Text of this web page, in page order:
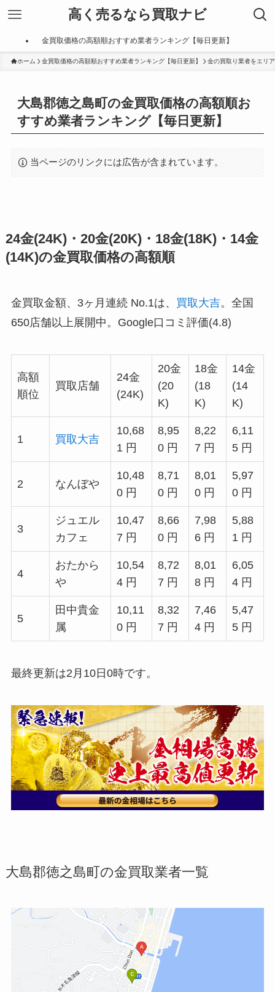
高く売るなら買取ナビ
金買取価格の高額順おすすめ業者ランキング【毎日更新】
ホーム 金買取価格の高額順おすすめ業者ランキング【毎日更新】 金の買取り業者をエリ
大島郡徳之島町の金買取価格の高額順お
すすめ業者ランキング【毎日更新】
当ページのリンクには広告が含まれています。
24金(24K)・20金(20K)・18金(18K)・14金
(14K)の金買取価格の高額順
金買取金額、3ヶ月連続 No.1は、 買取大吉。全国
650店舗以上展開中。Google口コミ評価(4.8)
高額
順位
買取店舗
24金
(24K)
20金
(20
K)
18金
(18
K)
14金
(14
K)
1 買取大吉
10,68
1 円
8,95
0 円
8,22
7 円
6,11
5 円
2 なんぼや
10,48
0 円
8,71
0 円
8,01
0 円
5,97
0 円
3
ジュエル
カフェ
10,47
7 円
8,66
0 円
7,98
6 円
5,88
1 円
4
おたから
や
10,54
4 円
8,72
7 円
8,01
8 円
6,05
4 円
5
田中貴金
属
10,11
0 円
8,32
7 円
7,46
4 円
5,47
5 円
最終更新は2月10日0時です。
大島郡徳之島町の金買取業者一覧